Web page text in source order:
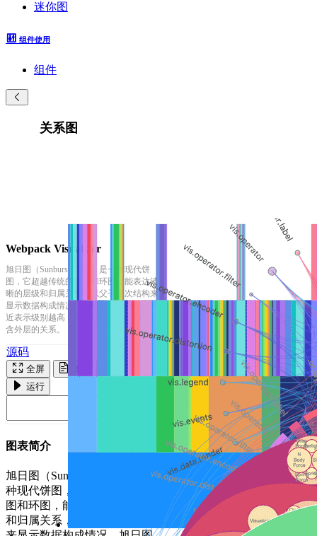
迷你图
组件使用
组件
关系图
Webpack Visualizer
旭日图（Sunburst Chart）是一种现代饼
图，它超越传统的饼图和环图，能表达清
晰的层级和归属关系，以父子层次结构来
显示数据构成情况。旭日图中，离远点越
近表示级别越高，相邻两层中，是内层包
含外层的关系。
源码
全屏
运行
图表简介
旭日图（Sunburst Chart）是一
种现代饼图，它超越传统的饼
图和环图，能表达清晰的层级
和归属关系，以父子层次结构